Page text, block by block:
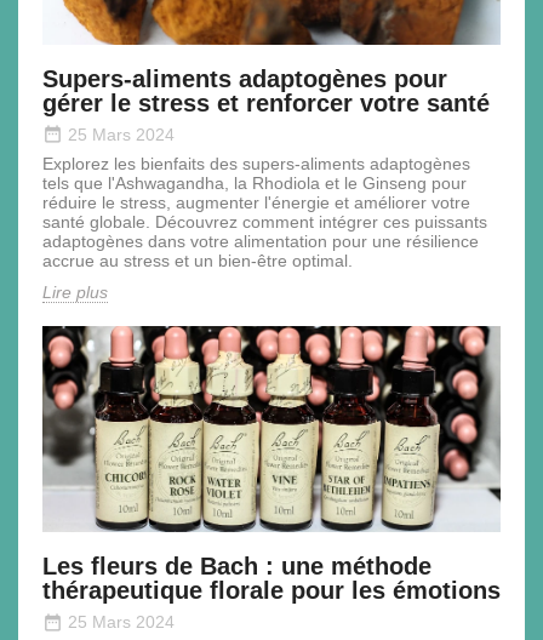
Supers-aliments adaptogènes pour
gérer le stress et renforcer votre santé
date_range 25 Mars 2024
Explorez les bienfaits des supers-aliments adaptogènes
tels que l'Ashwagandha, la Rhodiola et le Ginseng pour
réduire le stress, augmenter l'énergie et améliorer votre
santé globale. Découvrez comment intégrer ces puissants
adaptogènes dans votre alimentation pour une résilience
accrue au stress et un bien-être optimal.
Lire plus
Les fleurs de Bach : une méthode
thérapeutique florale pour les émotions
date_range 25 Mars 2024